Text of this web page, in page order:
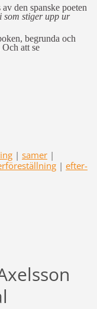
den spanske poeten
som stiger upp ur
begrunda och
Och att se
| samer |
| efter-